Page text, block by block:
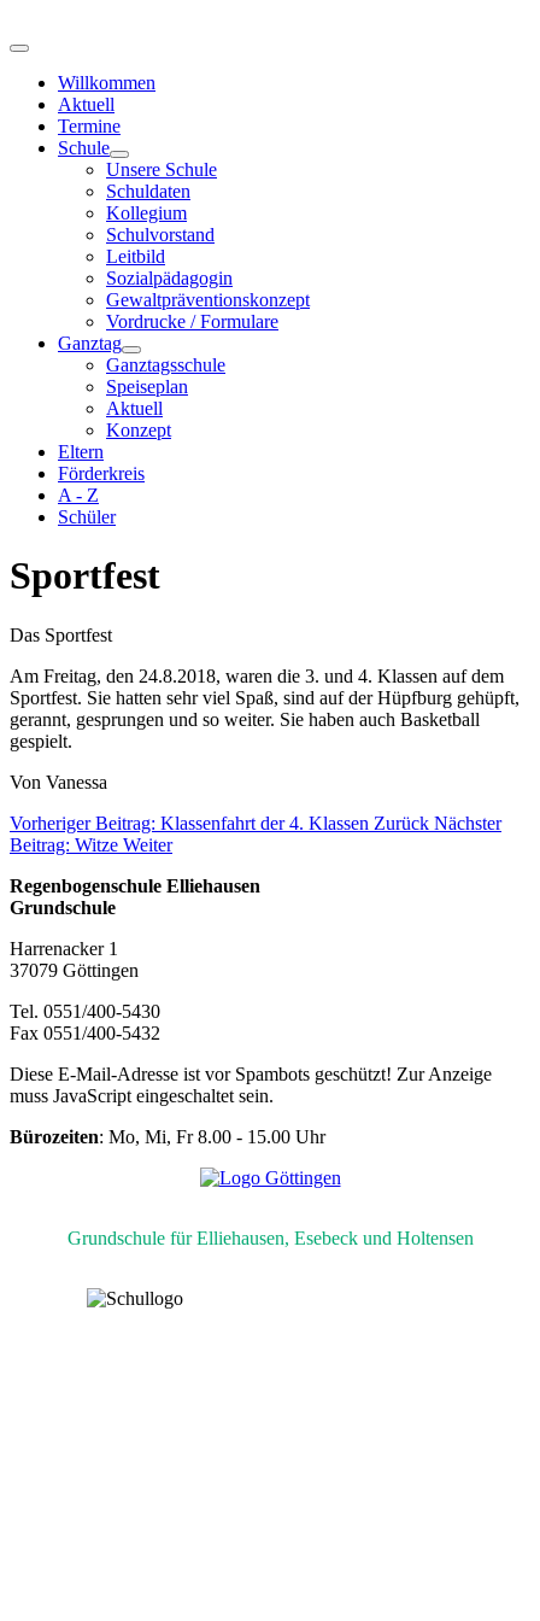
Willkommen
Aktuell
Termine
Schule
Unsere Schule
Schuldaten
Kollegium
Schulvorstand
Leitbild
Sozialpädagogin
Gewaltpräventionskonzept
Vordrucke / Formulare
Ganztag
Ganztagsschule
Speiseplan
Aktuell
Konzept
Eltern
Förderkreis
A - Z
Schüler
Sportfest
Das Sportfest
Am Freitag, den 24.8.2018, waren die 3. und 4. Klassen auf dem
Sportfest. Sie hatten sehr viel Spaß, sind auf der Hüpfburg gehüpft,
gerannt, gesprungen und so weiter. Sie haben auch Basketball
gespielt.
Von Vanessa
Vorheriger Beitrag: Klassenfahrt der 4. Klassen Zurück Nächster
Beitrag: Witze Weiter
Regenbogenschule Elliehausen
Grundschule
Harrenacker 1
37079 Göttingen
Tel. 0551/400-5430
Fax 0551/400-5432
Diese E-Mail-Adresse ist vor Spambots geschützt! Zur Anzeige
muss JavaScript eingeschaltet sein.
Bürozeiten: Mo, Mi, Fr 8.00 - 15.00 Uhr
Grundschule für Elliehausen, Esebeck und Holtensen